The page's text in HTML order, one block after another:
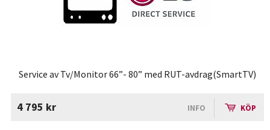
Service av Tv/Monitor 66”- 80” med RUT-avdrag(SmartTV)
4 795 kr INFO KÖP